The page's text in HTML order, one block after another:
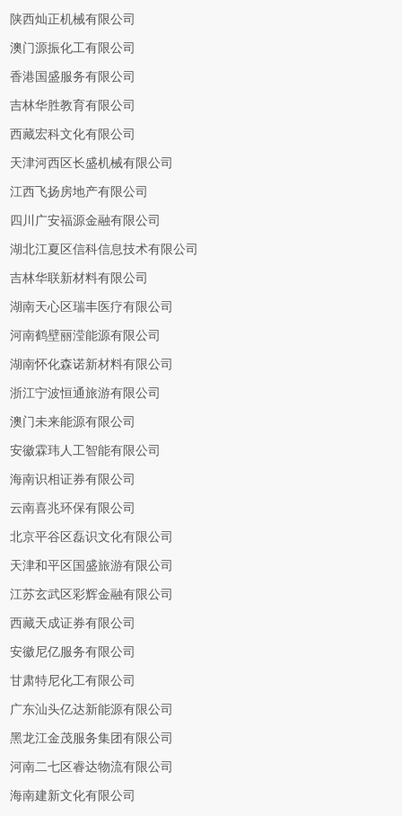
陕西灿正机械有限公司
澳门源振化工有限公司
香港国盛服务有限公司
吉林华胜教育有限公司
西藏宏科文化有限公司
天津河西区长盛机械有限公司
江西飞扬房地产有限公司
四川广安福源金融有限公司
湖北江夏区信科信息技术有限公司
吉林华联新材料有限公司
湖南天心区瑞丰医疗有限公司
河南鹤壁丽滢能源有限公司
湖南怀化森诺新材料有限公司
浙江宁波恒通旅游有限公司
澳门未来能源有限公司
安徽霖玮人工智能有限公司
海南识相证券有限公司
云南喜兆环保有限公司
北京平谷区磊识文化有限公司
天津和平区国盛旅游有限公司
江苏玄武区彩辉金融有限公司
西藏天成证券有限公司
安徽尼亿服务有限公司
甘肃特尼化工有限公司
广东汕头亿达新能源有限公司
黑龙江金茂服务集团有限公司
河南二七区睿达物流有限公司
海南建新文化有限公司